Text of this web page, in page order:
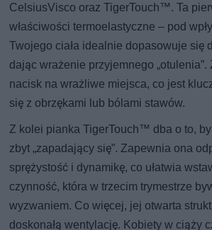
CelsiusVisco oraz TigerTouch™. Ta
właściwości termoelastyczne – pod
Twojego ciała idealnie dopasowuje się
dając wrażenie przyjemnego „otulenia”.
nacisk na wrażliwe miejsca, co jest
się z obrzękami lub bólami stawów.
Z kolei pianka TigerTouch™ dba o to, by
zbyt „zapadający się”. Zapewnia ona
sprężystość i dynamikę, co ułatwia
czynność, która w trzecim trymestrze
wyzwaniem. Co więcej, jej otwarta
doskonałą wentylację. Kobiety w ciąży